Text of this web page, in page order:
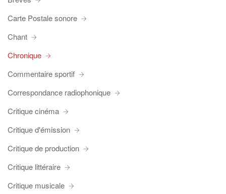
Carte Postale sonore
Chant
Chronique
Commentaire sportif
Correspondance radiophonique
Critique cinéma
Critique d'émission
Critique de production
Critique littéraire
Critique musicale